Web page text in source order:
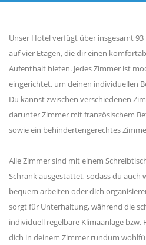
Unser Hotel verfügt über insgesamt
auf vier Etagen, die dir einen
Aufenthalt bieten. Jedes Zimmer ist
eingerichtet, um deinen individuellen
Du kannst zwischen verschiedenen
darunter Zimmer mit französischem
sowie ein behindertengerechtes
Alle Zimmer sind mit einem
Schrank ausgestattet, sodass du auch
bequem arbeiten oder dich
sorgt für Unterhaltung, während die
individuell regelbare Klimaanlage bzw.
dich in deinem Zimmer rundum